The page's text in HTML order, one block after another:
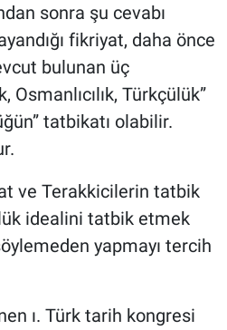
sonra şu cevabı
fikriyat, daha önce
bulunan üç
Osmanlıcılık, Türkçülük”
tatbikatı olabilir.
ve Terakkicilerin tatbik
idealini tatbik etmek
yapmayı tercih
ı. Türk tarih kongresi